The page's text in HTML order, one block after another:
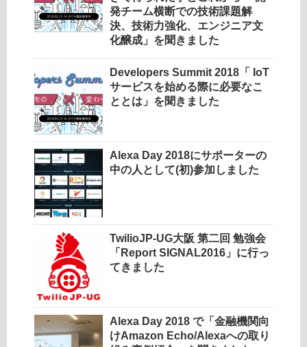
発チーム横断での技術課題解
決、技術力強化、エンジニア文
化醸成」を聞きました
Developers Summit 2018「 IoT
サービスを始める際に必要なこ
ととは」を聞きました
Alexa Day 2018にサポーターの
中の人として(初)参加しました
TwilioJP-UG大阪 第二回 勉強会
「Report SIGNAL2016」に行っ
てきました
Alexa Day 2018 で「金融機関向
けAmazon Echo/Alexaへの取り